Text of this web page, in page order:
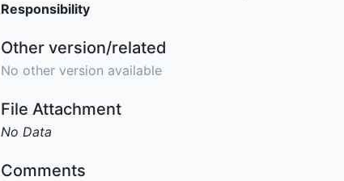
Responsibility
Other version/related
No other version available
File Attachment
No Data
Comments